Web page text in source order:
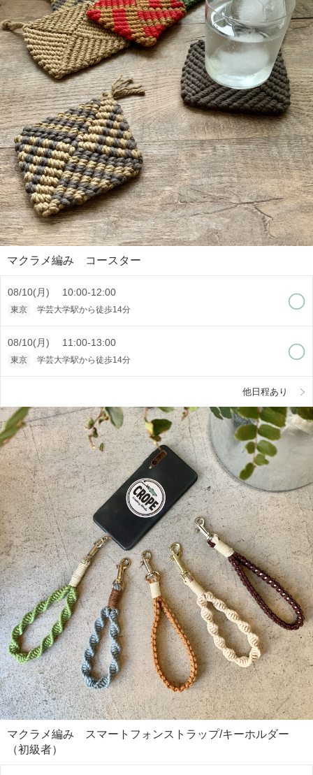
マクラメ編み コースター
08/10(月) 10:00-12:00
東京 学芸大学駅から徒歩14分
08/10(月) 11:00-13:00
東京 学芸大学駅から徒歩14分
他日程あり
マクラメ編み スマートフォンストラップ/キーホルダー
（初級者）